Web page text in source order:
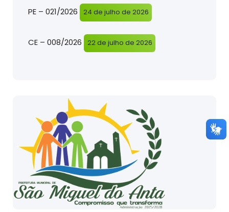
PE – 021/2026 24 de julho de 2026
CE – 008/2026 22 de julho de 2026